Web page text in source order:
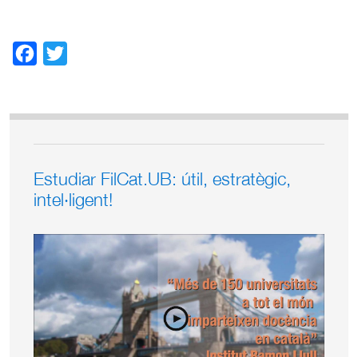
Facebook
Estudiar FilCat.UB: útil, estratègic,
intel·ligent!